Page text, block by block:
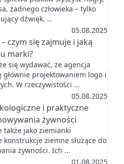
żadnego człowieka – tylko
dźwięk. …
05.08.2025
czym się zajmuje i jaką
marki?
się wydawać, że agencja
projektowaniem logo i
W rzeczywistości …
05.08.2025
i praktyczne
żywności
także jako ziemianki
ziemne służące do
żywności. Ich …
01.08.2025